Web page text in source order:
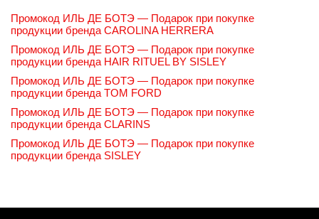
Промокод ИЛЬ ДЕ БОТЭ — Подарок при покупке
продукции бренда CAROLINA HERRERA
Промокод ИЛЬ ДЕ БОТЭ — Подарок при покупке
продукции бренда HAIR RITUEL BY SISLEY
Промокод ИЛЬ ДЕ БОТЭ — Подарок при покупке
продукции бренда TOM FORD
Промокод ИЛЬ ДЕ БОТЭ — Подарок при покупке
продукции бренда CLARINS
Промокод ИЛЬ ДЕ БОТЭ — Подарок при покупке
продукции бренда SISLEY